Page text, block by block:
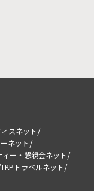
スネット/
ネット/
ィー・懇親会ネット/
TKPトラベルネット/